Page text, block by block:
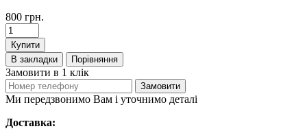
800 грн.
Купити
В закладки
Порівняння
Замовити в 1 клік
Замовити
Ми передзвонимо Вам і уточнимо деталі
Доставка: